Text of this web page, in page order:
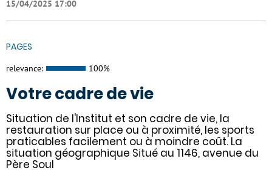
15/04/2025 17:00
PAGES
relevance: 100%
Votre cadre de vie
Situation de l'Institut et son cadre de vie, la
restauration sur place ou à proximité, les sports
praticables facilement ou à moindre coût. La
situation géographique Situé au 1146, avenue du
Père Soul